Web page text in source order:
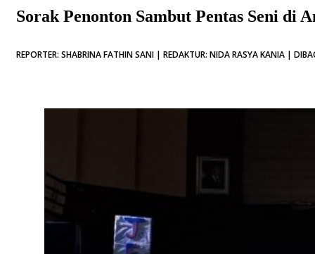
Sorak Penonton Sambut Pentas Seni di
REPORTER: SHABRINA FATHIN SANI | REDAKTUR: NIDA RASYA KANIA |